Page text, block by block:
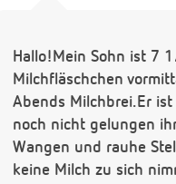
Hallo!Mein Sohn ist 7
Milchfläschchen
Abends Milchbrei.Er
noch nicht gelungen
Wangen und rauhe
keine Milch zu sich